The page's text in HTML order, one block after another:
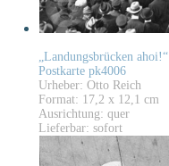
„Landungsbrücken ahoi!“
Postkarte pk4006
Urheber: Otto Reich
Format: 17,2 x 12,1 cm
Ausrichtung: quer
Lieferbar: sofort